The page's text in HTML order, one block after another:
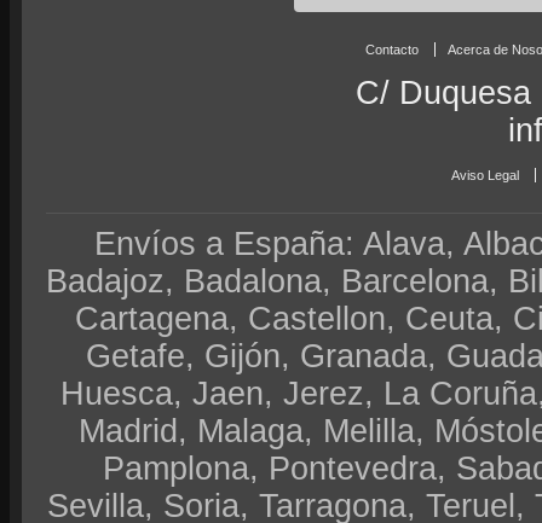
Contacto Acerca de
C/ Duquesa
Aviso Legal
Envíos a España: Alava,
Badajoz, Badalona, Barcelona,
Cartagena, Castellon, Ceuta,
Getafe, Gijón, Granada,
Huesca, Jaen, Jerez, La
Madrid, Malaga, Melilla,
Pamplona, Pontevedra,
Sevilla, Soria, Tarragona,